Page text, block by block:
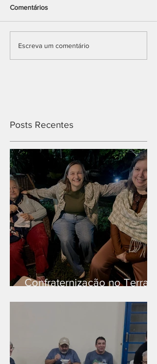
Comentários
Escreva um comentário
Posts Recentes
Confraternização no Terra